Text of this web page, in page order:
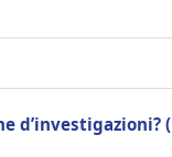
d’investigazioni?